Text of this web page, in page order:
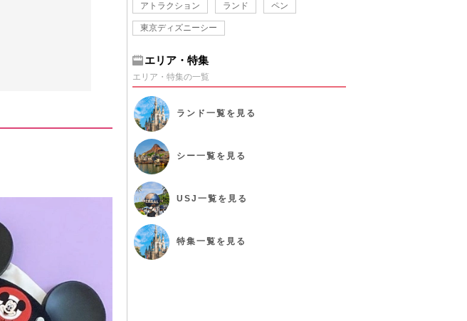
アトラクション ランド ペン
東京ディズニーシー
エリア・特集
エリア・特集の一覧
ランド 一覧を見る
シー一覧を見る
USJ 一覧を見る
特集一覧を見る